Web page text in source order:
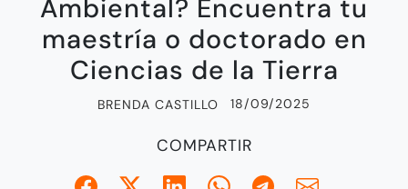
Ambiental? Encuentra tu
maestría o doctorado en
Ciencias de la Tierra
BRENDA CASTILLO 18/09/2025
COMPARTIR